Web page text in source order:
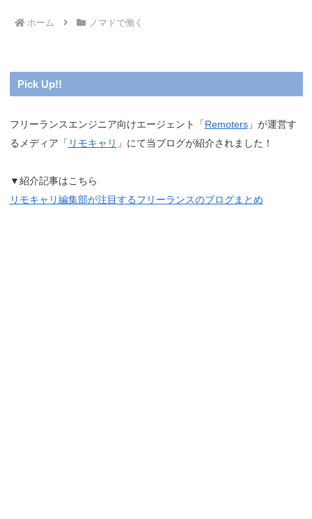
ホーム ノマドで働く
Pick Up!!
フリーランスエンジニア向けエージェント「 Remoters」が運営す
るメディア「 リモキャリ 」にて当ブログが紹介されました！
▼紹介記事はこちら
リモキャリ編集部が注目するフリーランスのブログまとめ